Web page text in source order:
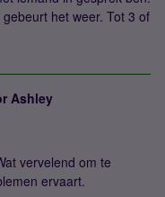
het weer. Tot 3 of
Ashley
vervelend om te
ervaart.